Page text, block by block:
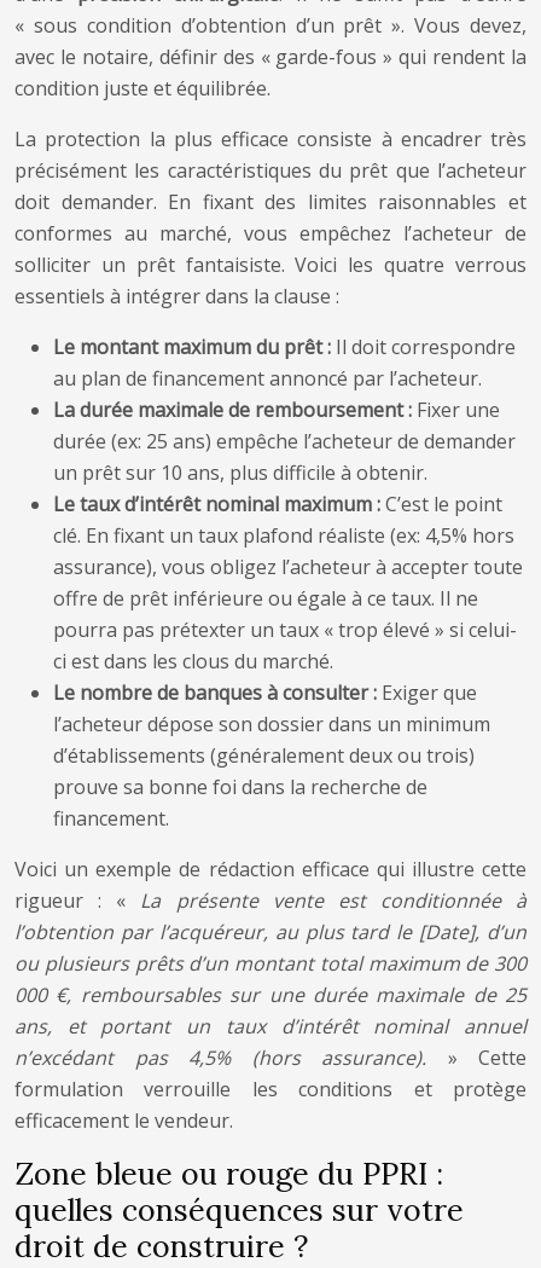
« sous condition d’obtention d’un prêt ». Vous devez,
avec le notaire, définir des « garde-fous » qui rendent la
condition juste et équilibrée.
La protection la plus efficace consiste à encadrer très
précisément les caractéristiques du prêt que l’acheteur
doit demander. En fixant des limites raisonnables et
conformes au marché, vous empêchez l’acheteur de
solliciter un prêt fantaisiste. Voici les quatre verrous
essentiels à intégrer dans la clause :
Le montant maximum du prêt : Il doit correspondre
au plan de financement annoncé par l’acheteur.
La durée maximale de remboursement : Fixer une
durée (ex: 25 ans) empêche l’acheteur de demander
un prêt sur 10 ans, plus difficile à obtenir.
Le taux d’intérêt nominal maximum :C’est le point
clé. En fixant un taux plafond réaliste (ex: 4,5% hors
assurance), vous obligez l’acheteur à accepter toute
offre de prêt inférieure ou égale à ce taux. Il ne
pourra pas prétexter un taux « trop élevé » si celui-
ci est dans les clous du marché.
Le nombre de banques à consulter : Exiger que
l’acheteur dépose son dossier dans un minimum
d’établissements (généralement deux ou trois)
prouve sa bonne foi dans la recherche de
financement.
Voici un exemple de rédaction efficace qui illustre cette
rigueur : « La présente vente est conditionnée à
l’obtention par l’acquéreur, au plus tard le [Date], d’un
ou plusieurs prêts d’un montant total maximum de 300
000 €, remboursables sur une durée maximale de 25
ans, et portant un taux d’intérêt nominal annuel
n’excédant pas 4,5% (hors assurance). » Cette
formulation verrouille les conditions et protège
efficacement le vendeur.
Zone bleue ou rouge du PPRI :
quelles conséquences sur votre
droit de construire ?